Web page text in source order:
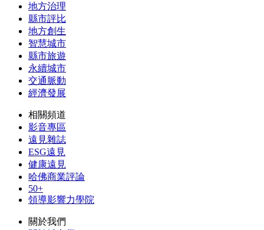
地方治理
縣市評比
地方創生
智慧城市
縣市旅遊
永續城市
交通脈動
經濟發展
相關頻道
影音專區
遠見雜誌
ESG遠見
健康遠見
哈佛商業評論
50+
領導影響力學院
關於我們